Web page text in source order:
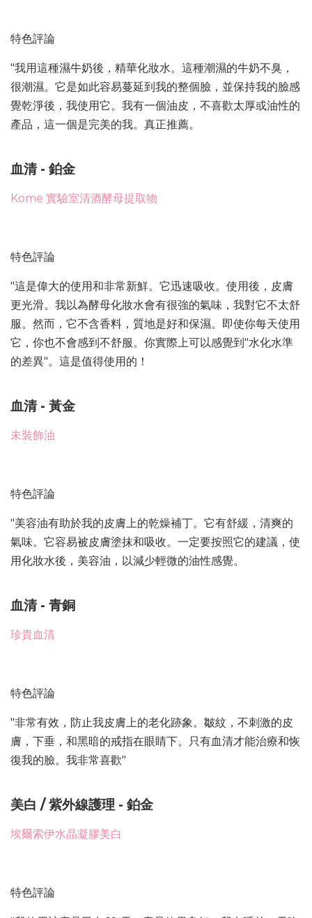
特色評論
"我用這種濕牛奶後，精華化妝水。這種潮濕的牛奶不臭，
很潮濕。它是如此容易蔓延到我的整個臉，並保持我的臉感
覺乾淨後，我使用它。我有一個油皮，不喜歡太厚或油性的
產品，這一個是完美的我。真正推薦。
血清 - 鉑金
Kome 實驗室清酒酵母提取物
特色評論
"這是偉大的使用和非常新鮮。它迅速吸收。使用後，皮膚
更光滑。我以為酵母化妝水會有很強的氣味，我對它不太舒
服。然而，它不含香料，質地是好和保濕。即使你每天使用
它，你也不會感到不舒服。你實際上可以感覺到"水化水準
的差異"。這是值得使用的！
血清 - 黃金
未裝飾油
特色評論
"美容油有助於我的皮膚上的乾燥補丁。它有舒緩，清爽的
氣味。它容易被皮膚塗抹和吸收。一定要按照它的建議，使
用化妝水後，美容油，以減少輕微的油性感覺。
血清 - 青銅
珍貴血清
特色評論
"非常有效，防止我皮膚上的老化跡象。皺紋，不刺激的皮
膚，下垂，和黑暗的戒指在眼睛下。只有血清才能治療和恢
復我的臉。我非常喜歡"
美白 / 紫外線護理 - 鉑金
埃爾索伊水晶凝膠美白
特色評論